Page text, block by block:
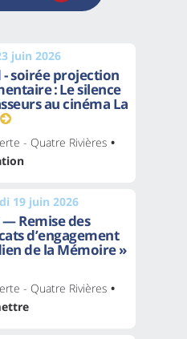
juin 2026
- soirée projection
: Le silence
au cinéma La
- Quatre Rivières •
19 juin 2026
— Remise des
d’engagement
de la Mémoire »
- Quatre Rivières •